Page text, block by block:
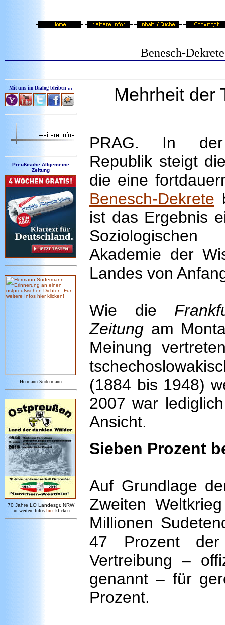
Benesch-Dekrete
Mit uns im Dialog bleiben ...
Preußische Allgemeine
Zeitung
Hermann Sudermann
70 Jahre LO Landesgr. NRW
für weitere Infos hier klicken
Mehrheit der
PRAG. In der
Republik steigt
die eine
Benesch-Dekrete
ist das Ergebnis
Akademie der
Landes von
Wie die
Zeitung am
Meinung
(1884 bis 1948)
2007 war
Ansicht.
Sieben Prozent
Auf Grundlage
Zweiten
Millionen
47 Prozent
Vertreibung –
genannt – für
Prozent.